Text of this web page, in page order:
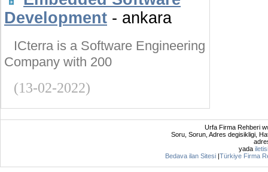
Development - ankara
ICterra is a Software Engineering
Company with 200
(13-02-2022)
Urfa Firma Rehberi
Soru, Sorun, Adres degisikligi,
yada
Bedava ilan Sitesi |Türkiye Firma